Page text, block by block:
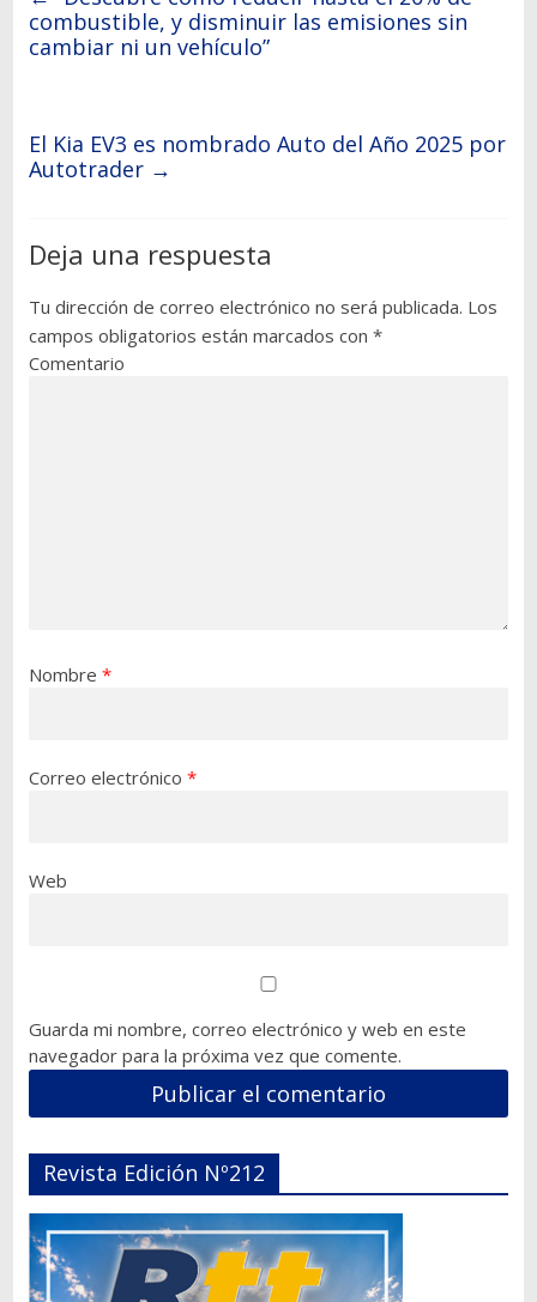
combustible, y disminuir las emisiones sin
cambiar ni un vehículo”
El Kia EV3 es nombrado Auto del Año 2025 por
Autotrader →
Deja una respuesta
Tu dirección de correo electrónico no será publicada. Los
campos obligatorios están marcados con *
Comentario
Nombre *
Correo electrónico *
Web
Guarda mi nombre, correo electrónico y web en este
navegador para la próxima vez que comente.
Revista Edición Nº212